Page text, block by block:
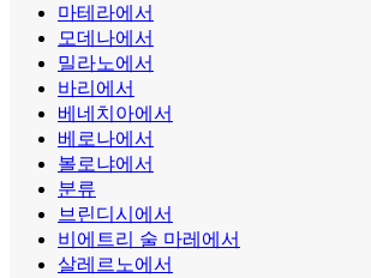
마테라에서
모데나에서
밀라노에서
바리에서
베네치아에서
베로나에서
볼로냐에서
분류
브린디시에서
비에트리 술 마레에서
살레르노에서